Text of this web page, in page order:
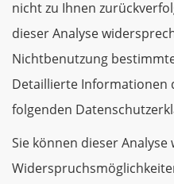
nicht zu Ihnen
dieser Analyse
Nichtbenutzung
Detaillierte Informationen
folgenden
Sie können dieser